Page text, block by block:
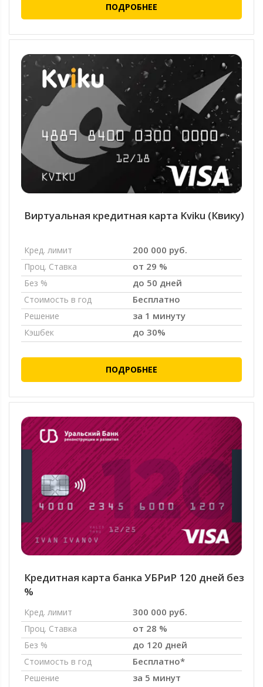
ПОДРОБНЕЕ
Виртуальная кредитная карта Kviku (Квику)
Кред. лимит 200 000 руб.
Проц. Ставка от 29 %
Без % до 50 дней
Стоимость в год Бесплатно
Решение за 1 минуту
Кэшбек до 30%
ПОДРОБНЕЕ
Кредитная карта банка УБРиР 120 дней без
%
Кред. лимит 300 000 руб.
Проц. Ставка от 28 %
Без % до 120 дней
Стоимость в год Бесплатно*
Решение за 5 минут